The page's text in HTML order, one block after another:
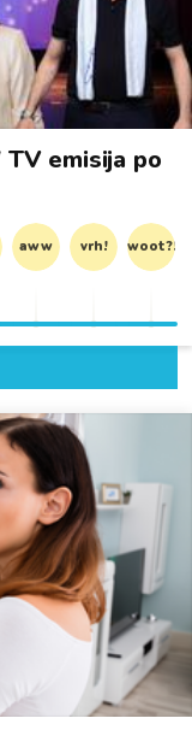
emisija po
aww vrh! woot?!